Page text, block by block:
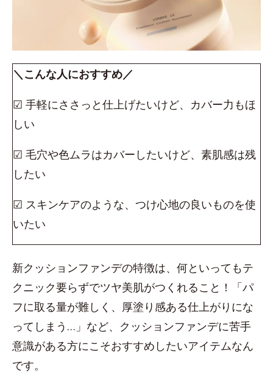
＼こんな人におすすめ／
☑ 手軽にささっと仕上げたいけど、カバー力もほ
しい
☑ 毛穴や色ムラはカバーしたいけど、素肌感は残
したい
☑ スキンケアのような、つけ心地の良いものを使
いたい
新クッションファンデの特徴は、何といってもテ
クニック要らずでツヤ美肌がつくれること！「パ
フに取る量が難しく、厚塗り感ある仕上がりにな
ってしまう…」など、クッションファンデに苦手
意識がある方にこそおすすめしたいアイテムなん
です。